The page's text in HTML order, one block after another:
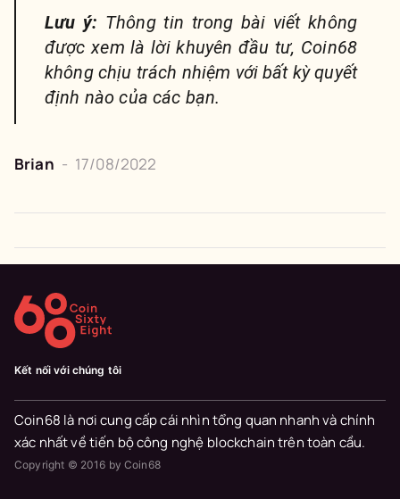
Lưu ý: Thông tin trong bài viết không
được xem là lời khuyên đầu tư, Coin68
không chịu trách nhiệm với bất kỳ quyết
định nào của các bạn.
Brian - 17/08/2022
Kết nối với chúng tôi
Coin68 là nơi cung cấp cái nhìn tổng quan nhanh và chính
xác nhất về tiến bộ công nghệ blockchain trên toàn cầu.
Copyright © 2016 by Coin68